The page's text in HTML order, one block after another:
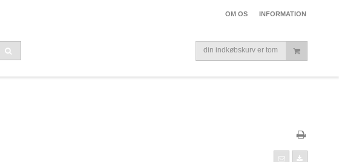
OM OS INFORMATION
din indkøbskurv er tom